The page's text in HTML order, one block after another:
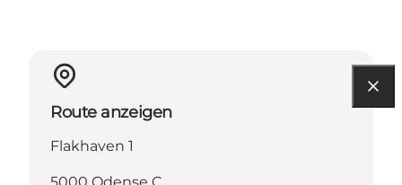
Route anzeigen
Flakhaven 1